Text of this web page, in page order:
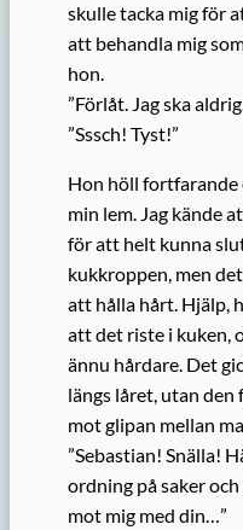
skulle tacka mig för
att behandla mig
hon.
”Förlåt. Jag ska
”Sssch! Tyst!”
Hon höll
min lem. Jag kände
för att helt kunna
kukkroppen, men
att hålla hårt. Hjälp,
att det riste i kuken,
ännu hårdare. Det
längs låret, utan den
mot glipan mellan
”Sebastian! Snälla!
ordning på saker
mot mig med din…”